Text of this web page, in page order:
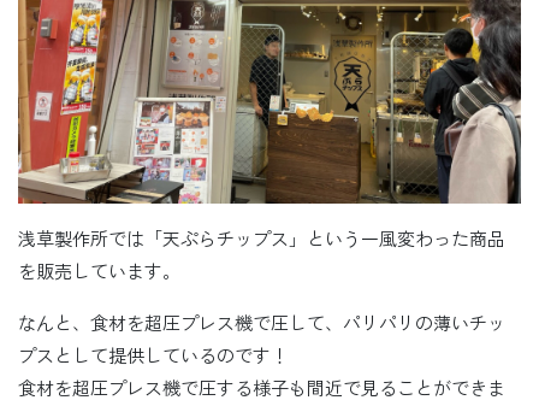
浅草製作所では「天ぷらチップス」という一風変わった商品
を販売しています。
なんと、食材を超圧プレス機で圧して、パリパリの薄いチッ
プスとして提供しているのです！
食材を超圧プレス機で圧する様子も間近で見ることができま